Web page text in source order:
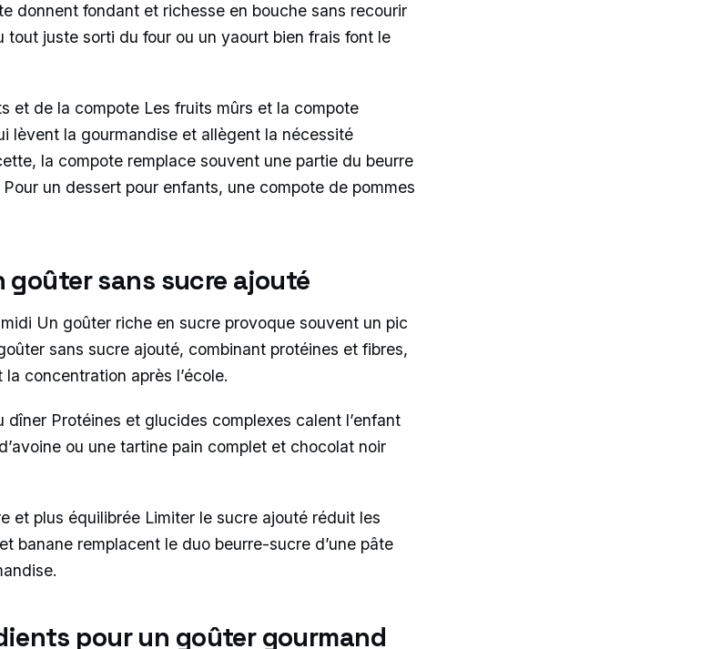
donnent fondant et richesse en bouche sans recourir
tout juste sorti du four ou un yaourt bien frais font le
et de la compote Les fruits mûrs et la compote
lèvent la gourmandise et allègent la nécessité
la compote remplace souvent une partie du beurre
un dessert pour enfants, une compote de pommes
goûter sans sucre ajouté
Un goûter riche en sucre provoque souvent un pic
sans sucre ajouté, combinant protéines et fibres,
concentration après l’école.
dîner Protéines et glucides complexes calent l’enfant
ou une tartine pain complet et chocolat noir
et plus équilibrée Limiter le sucre ajouté réduit les
banane remplacent le duo beurre-sucre d’une pâte
pour un goûter gourmand